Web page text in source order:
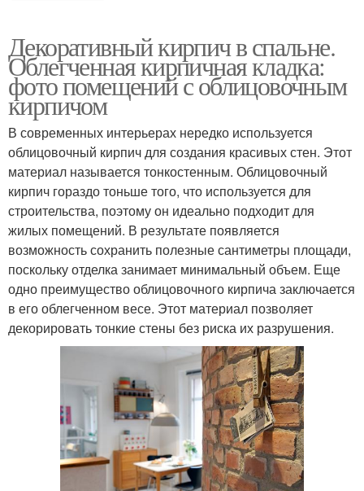
Декоративный кирпич в спальне.
Облегченная кирпичная кладка:
фото помещений с облицовочным
кирпичом
В современных интерьерах нередко используется
облицовочный кирпич для создания красивых стен. Этот
материал называется тонкостенным. Облицовочный
кирпич гораздо тоньше того, что используется для
строительства, поэтому он идеально подходит для
жилых помещений. В результате появляется
возможность сохранить полезные сантиметры площади,
поскольку отделка занимает минимальный объем. Еще
одно преимущество облицовочного кирпича заключается
в его облегченном весе. Этот материал позволяет
декорировать тонкие стены без риска их разрушения.